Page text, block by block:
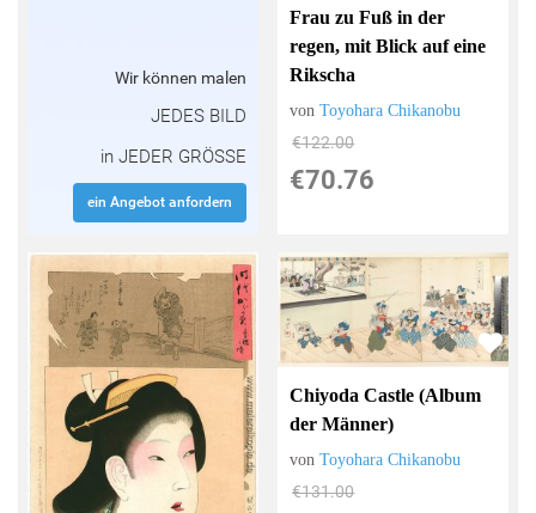
Wir können malen
JEDES BILD
in JEDER GRÖSSE
ein Angebot anfordern
Frau zu Fuß in der
regen, mit Blick auf eine
Rikscha
vonToyohara Chikanobu
€122.00
€70.76
Chiyoda Castle (Album
der Männer)
vonToyohara Chikanobu
€131.00